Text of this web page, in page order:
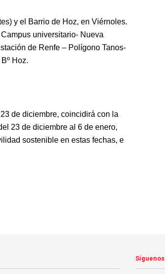
y el Barrio de Hoz, en Viérnoles.
universitario- Nueva
de Renfe – Polígono Tanos-
Hoz.
de diciembre, coincidirá con la
23 de diciembre al 6 de enero,
sostenible en estas fechas, e
Síguenos